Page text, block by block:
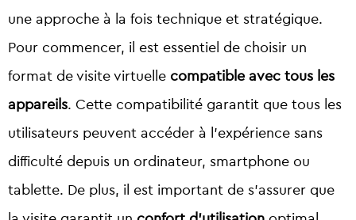
une approche à la fois technique et stratégique.
Pour commencer, il est essentiel de choisir un
format de visite virtuelle compatible avec tous les
appareils. Cette compatibilité garantit que tous les
utilisateurs peuvent accéder à l’expérience sans
difficulté depuis un ordinateur, smartphone ou
tablette. De plus, il est important de s’assurer que